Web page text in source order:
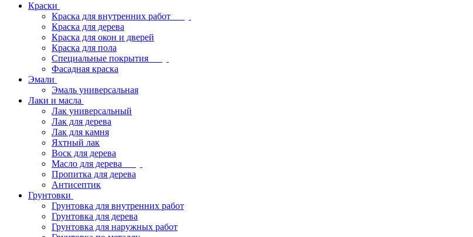
Краски
Краска для внутренних работ
Краска для дерева
Краска для окон и дверей
Краска для пола
Специальные покрытия
Фасадная краска
Эмали
Эмаль универсальная
Лаки и масла
Лак универсальный
Лак для дерева
Лак для камня
Яхтный лак
Воск для дерева
Масло для дерева
Пропитка для дерева
Антисептик
Грунтовки
Грунтовка для внутренних работ
Грунтовка для дерева
Грунтовка для наружных работ